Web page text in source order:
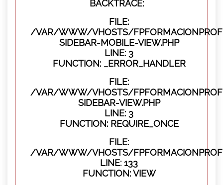
BACKTRACE:
FILE:
/VAR/WWW/VHOSTS/
SIDEBAR-MOBILE-VIEW.PHP
LINE: 3
FUNCTION: _ERROR_HANDLER
FILE:
/VAR/WWW/VHOSTS/
SIDEBAR-VIEW.PHP
LINE: 3
FUNCTION: REQUIRE_ONCE
FILE:
/VAR/WWW/VHOSTS/
LINE: 133
FUNCTION: VIEW